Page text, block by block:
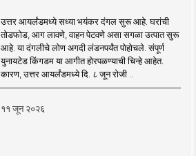
उत्तर आयर्लंडमध्ये सध्या भयंकर दंगल सुरू आहे. घरांची
तोडफोड, आग लावणे, वाहन पेटवणे असा सगळा उत्पात सुरू
आहे. या दंगलीचे लोण अगदी लंडनपर्यंत पोहोचले. संपूर्ण
युनायटेड किंगडम या आगीत होरपळण्याची चिन्हे आहेत.
कारण, उत्तर आयर्लंडमध्ये दि. ८ जून रोजी ..
११ जून २०२६